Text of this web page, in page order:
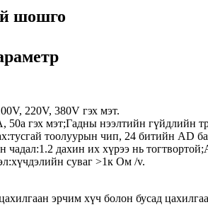
шошго
220V, 380V гэх мэт.
50а гэх мэт;Гадны нээлтийн гүйдлийн
тусгай тоолуурын чип, 24 битийн AD
чадал:1.2 дахин их хүрээ нь
хүчдэлийн суваг >1к Ом /v.
эрчим хүч болон бусад